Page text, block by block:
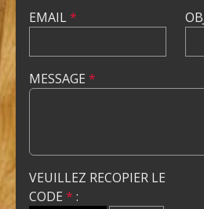
EMAIL*
MESSAGE *
VEUILLEZ RECOPIER LE
CODE * :